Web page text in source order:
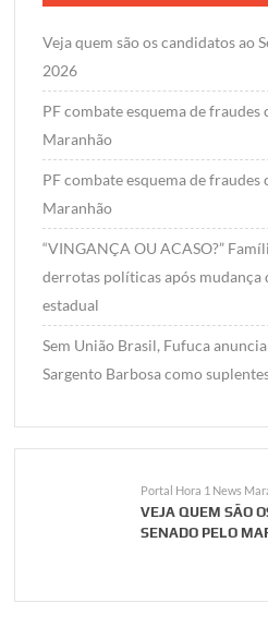
Veja quem são os candidatos ao
2026
PF combate esquema de fraudes
Maranhão
PF combate esquema de fraudes
Maranhão
“VINGANÇA OU ACASO?”
derrotas políticas após mudança
estadual
Sem União Brasil, Fufuca
Sargento Barbosa como
Portal Hora 1 News
VEJA QUEM SÃO
SENADO PELO